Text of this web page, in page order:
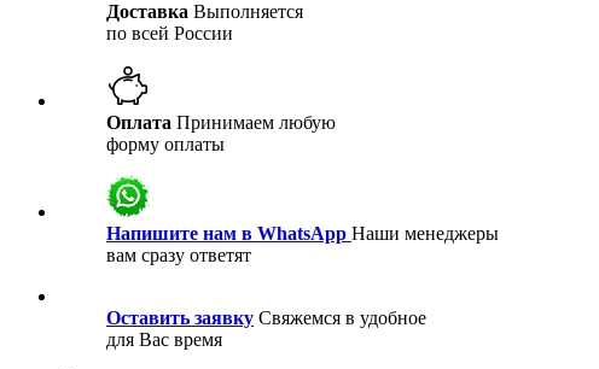
Доставка Выполняется
по всей России
Оплата Принимаем любую
форму оплаты
Напишите нам в WhatsApp Наши менеджеры
вам сразу ответят
Оставить заявку Свяжемся в удобное
для Вас время